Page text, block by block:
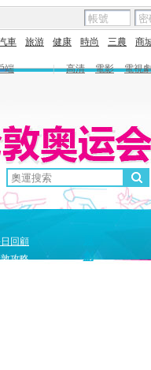
車 旅游 健康 時尚 三農 商
端 | 高清 電影
電視
回顧
攻略
創